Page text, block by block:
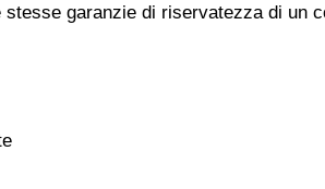
garanzie di riservatezza di un